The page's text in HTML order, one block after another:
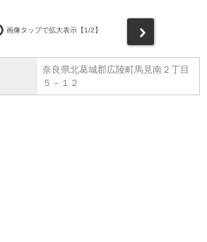
画像タップで拡大表示【1/2】
奈良県北葛城郡広陵町馬見南２丁目
５－１２